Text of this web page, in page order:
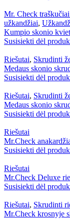
Mr. Check
užkandžiai,
Kumpio skonio
Susisiekti dėl
Riešutai, Skrudinti
Medaus skonio
Susisiekti dėl
Riešutai, Skrudinti
Medaus skonio
Susisiekti dėl
Riešutai
Mr.Check
Susisiekti dėl
Riešutai
Mr.Check Deluxe
Susisiekti dėl
Riešutai, Skrudinti
Mr.Check krosnyje